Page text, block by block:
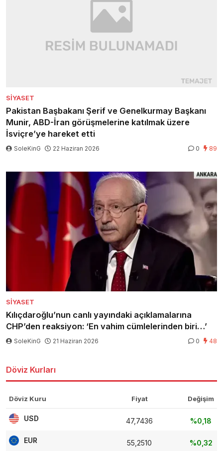
SIYASET
Pakistan Başbakanı Şerif ve Genelkurmay Başkanı
Munir, ABD-İran görüşmelerine katılmak üzere
İsviçre’ye hareket etti
SoleKinG 22 Haziran 2026 0 89
SIYASET
Kılıçdaroğlu’nun canlı yayındaki açıklamalarına
CHP’den reaksiyon: ‘En vahim cümlelerinden biri…’
SoleKinG 21 Haziran 2026 0 48
Döviz Kurları
Döviz Kuru Fiyat Değişim
USD 47,7436 %0,18
EUR 55,2510 %0,32